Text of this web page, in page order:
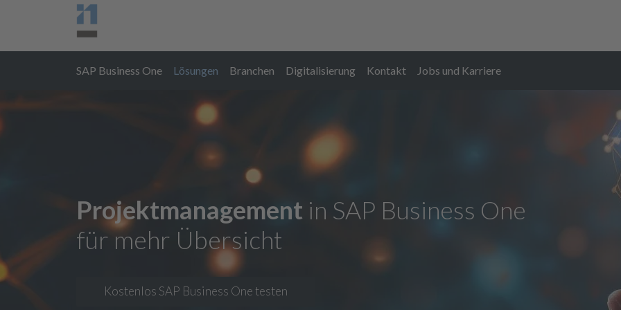
SAP Business One Lösungen Branchen Digitalisierung Kontakt Jobs und Karriere
Projektmanagement in SAP Business One
für mehr Übersicht
Kostenlos SAP Business One testen